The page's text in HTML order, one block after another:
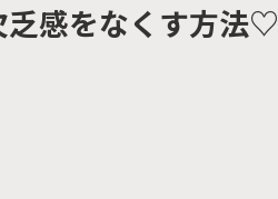
乏感をなくす方法♡